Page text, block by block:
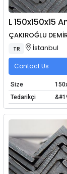
L 150x150x15
ÇAKIROĞLU
TR İstanbul
Contact Us
Size
Tedarikçi